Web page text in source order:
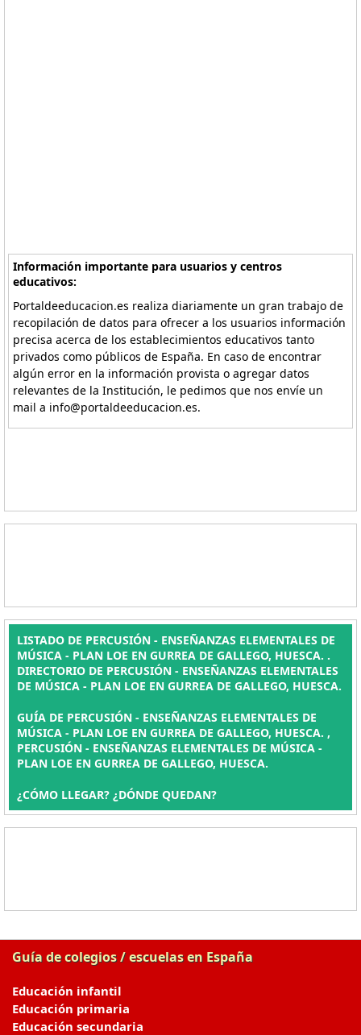
Información importante para usuarios y centros
educativos:
Portaldeeducacion.es realiza diariamente un gran trabajo de
recopilación de datos para ofrecer a los usuarios información
precisa acerca de los establecimientos educativos tanto
privados como públicos de España. En caso de encontrar
algún error en la información provista o agregar datos
relevantes de la Institución, le pedimos que nos envíe un
mail a info@portaldeeducacion.es.
LISTADO DE PERCUSIÓN - ENSEÑANZAS ELEMENTALES DE
MÚSICA - PLAN LOE EN GURREA DE GALLEGO, HUESCA. .
DIRECTORIO DE PERCUSIÓN - ENSEÑANZAS ELEMENTALES
DE MÚSICA - PLAN LOE EN GURREA DE GALLEGO, HUESCA.
GUÍA DE PERCUSIÓN - ENSEÑANZAS ELEMENTALES DE
MÚSICA - PLAN LOE EN GURREA DE GALLEGO, HUESCA. ,
PERCUSIÓN - ENSEÑANZAS ELEMENTALES DE MÚSICA -
PLAN LOE EN GURREA DE GALLEGO, HUESCA.
¿CÓMO LLEGAR? ¿DÓNDE QUEDAN?
Guía de colegios / escuelas en España
Educación infantil
Educación primaria
Educación secundaria